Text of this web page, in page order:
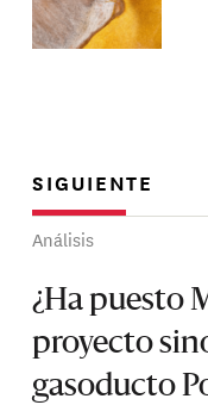
SIGUIENTE
Análisis
¿Ha puesto
proyecto
gasoducto